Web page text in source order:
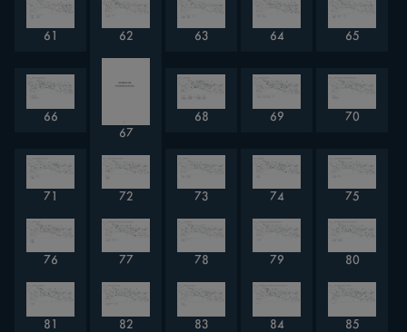
61 62 63 64 65
66
67
68 69 70
71 72 73 74 75
76 77 78 79 80
81 82 83 84 85